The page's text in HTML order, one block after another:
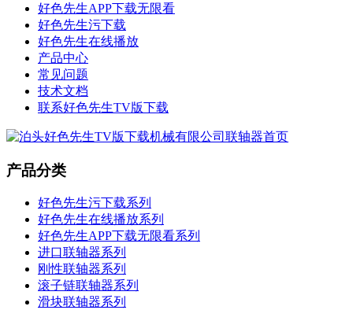
好色先生APP下载无限看
好色先生污下载
好色先生在线播放
产品中心
常见问题
技术文档
联系好色先生TV版下载
产品分类
好色先生污下载系列
好色先生在线播放系列
好色先生APP下载无限看系列
进口联轴器系列
刚性联轴器系列
滚子链联轴器系列
滑块联轴器系列